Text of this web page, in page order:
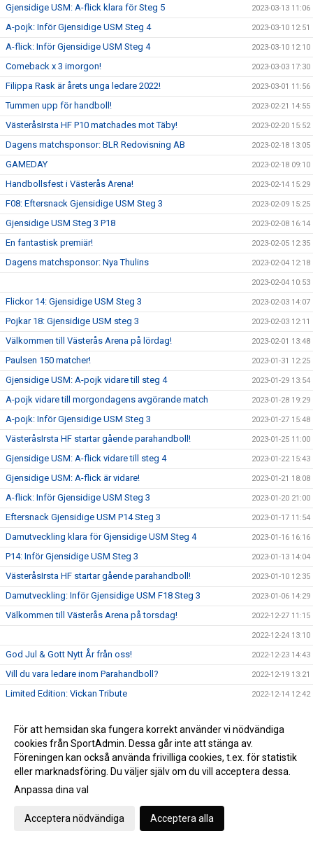
Gjensidige USM: A-flick klara för Steg 5 2023-03-13 11:06
A-pojk: Inför Gjensidige USM Steg 4 2023-03-10 12:51
A-flick: Inför Gjensidige USM Steg 4 2023-03-10 12:10
Comeback x 3 imorgon! 2023-03-03 17:30
Filippa Rask är årets unga ledare 2022! 2023-03-01 11:56
Tummen upp för handboll! 2023-02-21 14:55
VästeråsIrsta HF P10 matchades mot Täby! 2023-02-20 15:52
Dagens matchsponsor: BLR Redovisning AB 2023-02-18 13:05
GAMEDAY 2023-02-18 09:10
Handbollsfest i Västerås Arena! 2023-02-14 15:29
F08: Eftersnack Gjensidige USM Steg 3 2023-02-09 15:25
Gjensidige USM Steg 3 P18 2023-02-08 16:14
En fantastisk premiär! 2023-02-05 12:35
Dagens matchsponsor: Nya Thulins 2023-02-04 12:18
2023-02-04 10:53
Flickor 14: Gjensidige USM Steg 3 2023-02-03 14:07
Pojkar 18: Gjensidige USM steg 3 2023-02-03 12:11
Välkommen till Västerås Arena på lördag! 2023-02-01 13:48
Paulsen 150 matcher! 2023-01-31 12:25
Gjensidige USM: A-pojk vidare till steg 4 2023-01-29 13:54
A-pojk vidare till morgondagens avgörande match 2023-01-28 19:29
A-pojk: Inför Gjensidige USM Steg 3 2023-01-27 15:48
VästeråsIrsta HF startar gående parahandboll! 2023-01-25 11:00
Gjensidige USM: A-flick vidare till steg 4 2023-01-22 15:43
Gjensidige USM: A-flick är vidare! 2023-01-21 18:08
A-flick: Inför Gjensidige USM Steg 3 2023-01-20 21:00
Eftersnack Gjensidige USM P14 Steg 3 2023-01-17 11:54
Damutveckling klara för Gjensidige USM Steg 4 2023-01-16 16:16
P14: Inför Gjensidige USM Steg 3 2023-01-13 14:04
VästeråsIrsta HF startar gående parahandboll! 2023-01-10 12:35
Damutveckling: Inför Gjensidige USM F18 Steg 3 2023-01-06 14:29
Välkommen till Västerås Arena på torsdag! 2022-12-27 11:15
2022-12-24 13:10
God Jul & Gott Nytt År från oss! 2022-12-23 14:43
Vill du vara ledare inom Parahandboll? 2022-12-19 13:21
Limited Edition: Vickan Tribute 2022-12-14 12:42
Erbjudande från Intersport! 2022-12-13 11:03
F08: "Vi ser fram emot utmaningen i helgen" 2022-12-02 11:48
P14: "Vi har duktiga killar som kämpar hårt tillsammans" 2022-12-01 12:31
P11 träffar Claes Hellgren!
Dagens matchsponsor: Axelssons
För att hemsidan ska fungera korrekt använder vi nödvändiga
cookies från SportAdmin. Dessa går inte att stänga av.
Föreningen kan också använda frivilliga cookies, t.ex. för statistik
eller marknadsföring. Du väljer själv om du vill acceptera dessa.
Anpassa dina val
Acceptera nödvändiga Acceptera alla